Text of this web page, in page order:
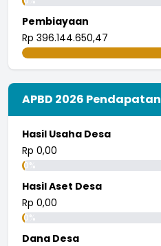
Pembiayaan
Rp 396.144.650,47
APBD 2026 Pendapatan
Hasil Usaha Desa
Rp 0,00
0%
Hasil Aset Desa
Rp 0,00
0%
Dana Desa